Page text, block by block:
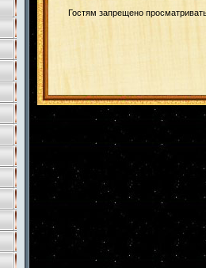
Гостям запрещено